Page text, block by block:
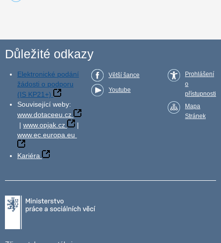
Důležité odkazy
Elektronické podání
žádosti o podporu
(IS KP21+)
Související weby:
www.dotaceeu.cz
| www.opjak.cz
|
www.ec.europa.eu
Kariéra
Větší šance
Youtube
Prohlášení
o
přístupnosti
Mapa
Stránek